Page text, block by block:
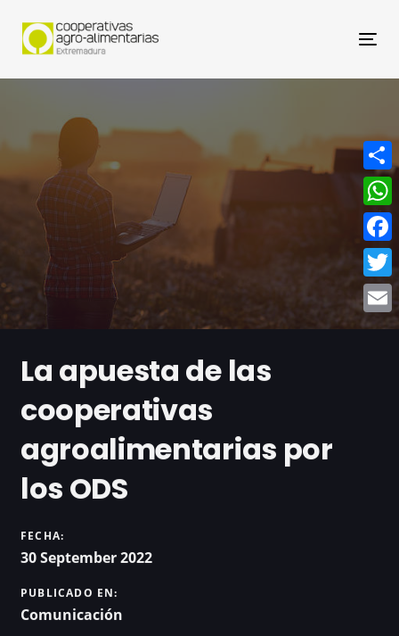
La apuesta de las
cooperativas
agroalimentarias por
los ODS
FECHA:
30 September 2022
PUBLICADO EN:
Comunicación
Email